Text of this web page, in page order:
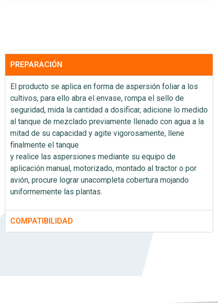
PREPARACIÓN
El producto se aplica en forma de aspersión foliar a los
cultivos, para ello abra el envase, rompa el sello de
seguridad, mida la cantidad a dosificar, adicione lo medido
al tanque de mezclado previamente llenado con agua a la
mitad de su capacidad y agite vigorosamente, llene
finalmente el tanque
y realice las aspersiones mediante su equipo de
aplicación manual, motorizado, montado al tractor o por
avión, procure lograr unacompleta cobertura mojando
uniformemente las plantas.
COMPATIBILIDAD